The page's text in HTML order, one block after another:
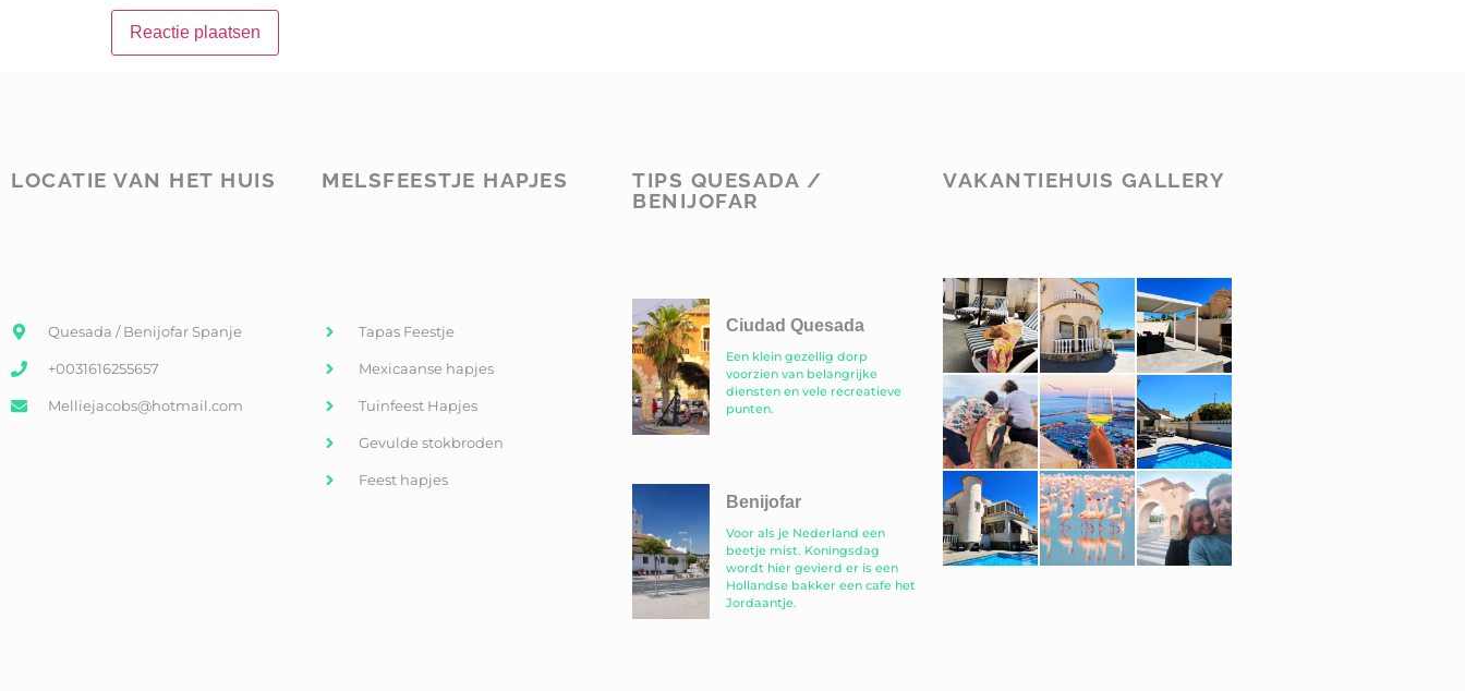
LOCATIE VAN HET HUIS
Quesada / Benijofar Spanje
+0031616255657
Melliejacobs@hotmail.com
MELSFEESTJE HAPJES
Tapas Feestje
Mexicaanse hapjes
Tuinfeest Hapjes
Gevulde stokbroden
Feest hapjes
TIPS QUESADA /
BENIJOFAR
Ciudad Quesada
Een klein gezellig dorp
voorzien van belangrijke
diensten en vele recreatieve
punten.
Benijofar
Voor als je Nederland een
beetje mist. Koningsdag
wordt hier gevierd er is een
Hollandse bakker een cafe het
Jordaantje.
VAKANTIEHUIS GALLERY